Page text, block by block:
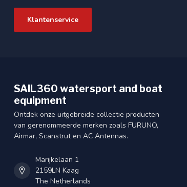
Klantenservice
SAIL360 watersport and boat
equipment
Ontdek onze uitgebreide collectie producten
van gerenommeerde merken zoals FURUNO,
Airmar, Scanstrut en AC Antennas.
Marijkelaan 1
2159LN Kaag
The Netherlands